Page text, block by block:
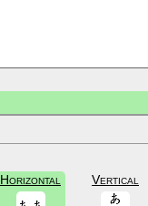
Horizontal Vertical